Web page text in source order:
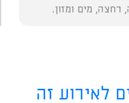
רחצה, מים ומזון.
לאירוע זה